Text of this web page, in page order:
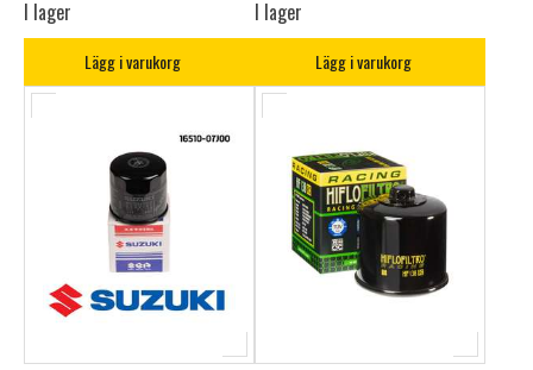
I lager
Lägg i varukorg
I lager
Lägg i varukorg